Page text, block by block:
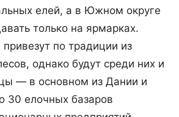
елей, а в Южном округе
только на ярмарках.
по традиции из
однако будут среди них и
— в основном из Дании и
30 елочных базаров